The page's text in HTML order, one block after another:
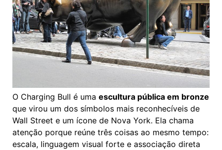
O Charging Bull é uma escultura pública em bronze
que virou um dos símbolos mais reconhecíveis de
Wall Street e um ícone de Nova York. Ela chama
atenção porque reúne três coisas ao mesmo tempo:
escala, linguagem visual forte e associação direta